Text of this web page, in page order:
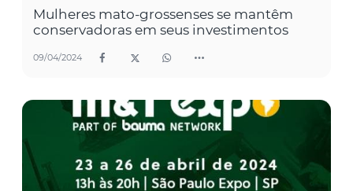
Mulheres mato-grossenses se mantêm
conservadoras em seus investimentos
09/04/2024